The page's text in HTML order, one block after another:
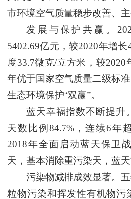
市环境空气质量稳步改善、主
发展与保护共赢。
5402.69亿元，较2020年增长
度33.7微克/立方米，较2020
年优于国家空气质量二级标
生态环境保护“双赢”。
蓝天幸福指数不断提升
天数比例84.7%，连续6年
2018年全面启动蓝天保卫
天，基本消除重污染天，蓝天
污染物减排成效显著。
粒物污染和挥发性有机物污